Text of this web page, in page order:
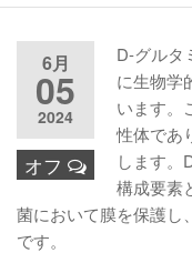
6月
05
2024
オフ
D-グルタ
に生物学
います。
性体であ
します。
構成要素
菌において膜を保護し
です。